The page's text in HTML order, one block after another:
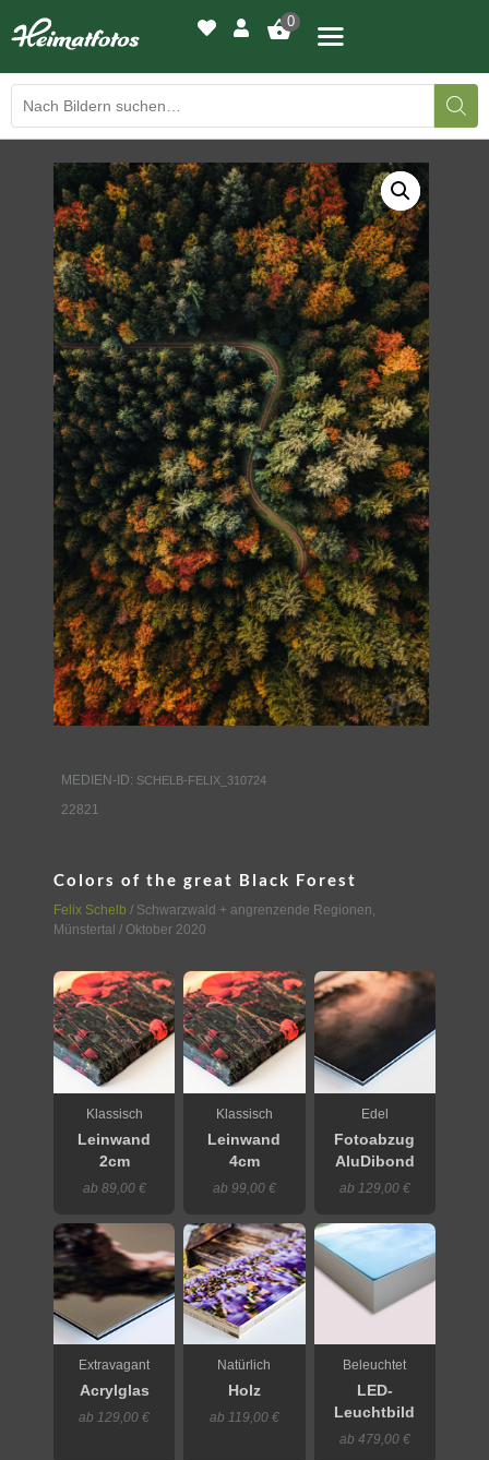
0
BILDERGALERIE
DRUCKQUALITÄTEN
LED-LEUCHTBILDER
WIR DRUCKEN IHR BILD
AUSSTELLUNGEN
HEIMATLICHTER
KONTAKT
MEDIEN-ID: SCHELB-FELIX_310724
22821
Colors of the great Black Forest
Felix Schelb / Schwarzwald + angrenzende Regionen,
Münstertal / Oktober 2020
Klassisch
Leinwand
2cm
ab 89,00 €
Klassisch
Leinwand
4cm
ab 99,00 €
Edel
Fotoabzug
AluDibond
ab 129,00 €
Extravagant
Acrylglas
ab 129,00 €
Natürlich
Holz
ab 119,00 €
Beleuchtet
LED-
Leuchtbild
ab 479,00 €